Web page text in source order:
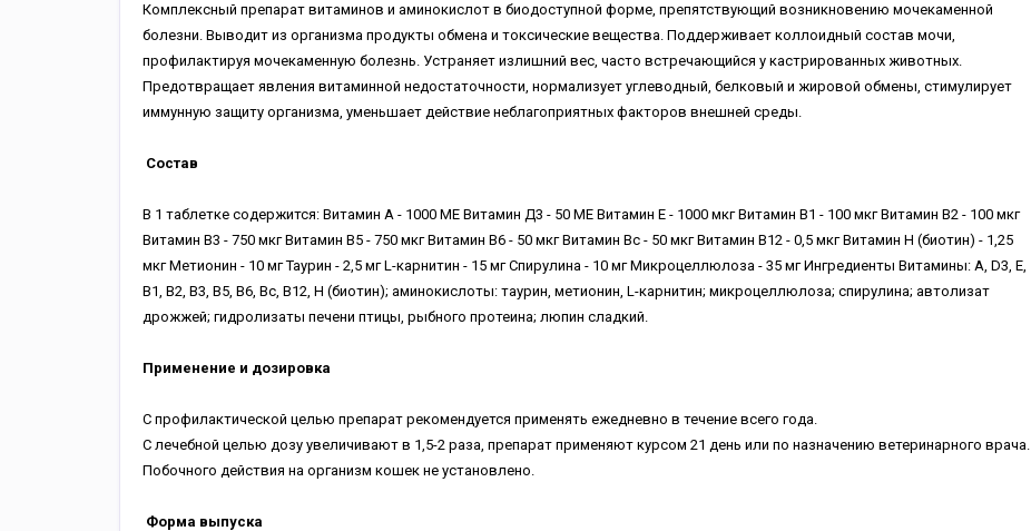
Комплексный препарат витаминов и аминокислот в биодоступной форме, препятствующий возникновению мочекаменной
болезни. Выводит из организма продукты обмена и токсические вещества. Поддерживает коллоидный состав мочи,
профилактируя мочекаменную болезнь. Устраняет излишний вес, часто встречающийся у кастрированных животных.
Предотвращает явления витаминной недостаточности, нормализует углеводный, белковый и жировой обмены, стимулирует
иммунную защиту организма, уменьшает действие неблагоприятных факторов внешней среды.
Состав
В 1 таблетке содержится: Витамин А - 1000 МЕ Витамин Д3 - 50 МЕ Витамин Е - 1000 мкг Витамин В1 - 100 мкг Витамин В2 - 100 мкг
Витамин В3 - 750 мкг Витамин В5 - 750 мкг Витамин В6 - 50 мкг Витамин Вс - 50 мкг Витамин В12 - 0,5 мкг Витамин Н (биотин) - 1,25
мкг Метионин - 10 мг Таурин - 2,5 мг L-карнитин - 15 мг Спирулина - 10 мг Микроцеллюлоза - 35 мг Ингредиенты Витамины: А, D3, Е,
В1, В2, В3, В5, В6, Вс, В12, Н (биотин); аминокислоты: таурин, метионин, L-карнитин; микроцеллюлоза; спирулина; автолизат
дрожжей; гидролизаты печени птицы, рыбного протеина; люпин сладкий.
Применение и дозировка
С профилактической целью препарат рекомендуется применять ежедневно в течение всего года.
С лечебной целью дозу увеличивают в 1,5-2 раза, препарат применяют курсом 21 день или по назначению ветеринарного врача.
Побочного действия на организм кошек не установлено.
Форма выпуска